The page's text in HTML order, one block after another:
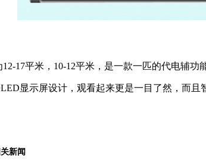
平米，10-12平米，是一款一匹的代电辅功
显示屏设计，观看起来更是一目了然，而且
新闻